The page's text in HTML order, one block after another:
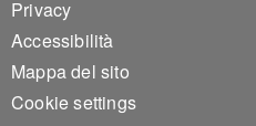
Privacy
Accessibilità
Mappa del sito
Cookie settings